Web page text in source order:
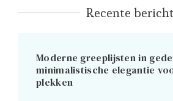
Recente
Moderne greeplijsten in
minimalistische elegantie
plekken